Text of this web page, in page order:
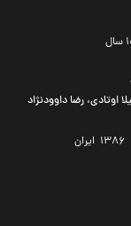
اوتادی، رضا داوودنژاد
1386 ‌ ایران